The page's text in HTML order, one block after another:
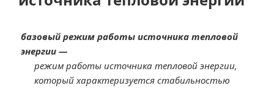
базовый режим работы источника тепловой
энергии —
режим работы источника тепловой энергии,
который характеризуется стабильностью